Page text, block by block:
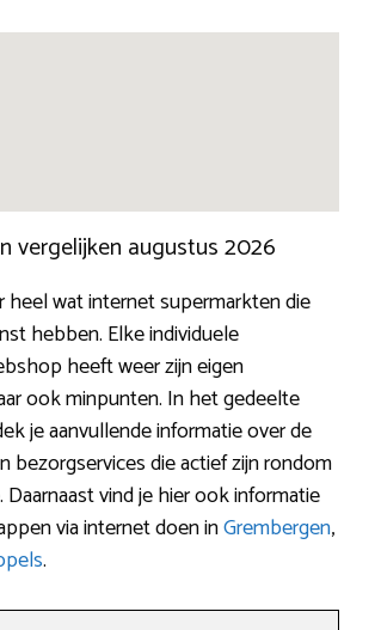
vergelijken augustus 2026
heel wat internet supermarkten die
hebben. Elke individuele
heeft weer zijn eigen
ook minpunten. In het gedeelte
je aanvullende informatie over de
bezorgservices die actief zijn rondom
vind je hier ook informatie
via internet doen inGrembergen,
.